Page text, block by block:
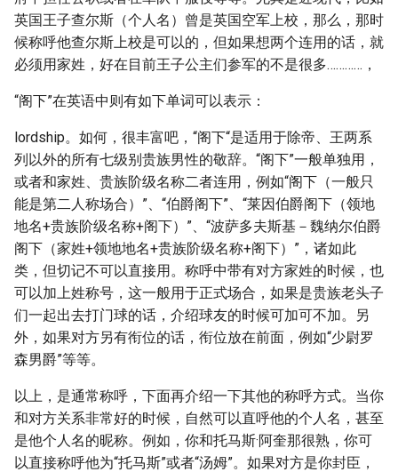
英国王子查尔斯（个人名）曾是英国空军上校，那么，那时
候称呼他查尔斯上校是可以的，但如果想两个连用的话，就
必须用家姓，好在目前王子公主们参军的不是很多…………，
“阁下”在英语中则有如下单词可以表示：
lordship。如何，很丰富吧，“阁下“是适用于除帝、王两系
列以外的所有七级别贵族男性的敬辞。“阁下”一般单独用，
或者和家姓、贵族阶级名称二者连用，例如“阁下（一般只
能是第二人称场合）”、“伯爵阁下”、“莱因伯爵阁下（领地
地名+贵族阶级名称+阁下）”、“波萨多夫斯基－魏纳尔伯爵
阁下（家姓+领地地名+贵族阶级名称+阁下）”，诸如此
类，但切记不可以直接用。称呼中带有对方家姓的时候，也
可以加上姓称号，这一般用于正式场合，如果是贵族老头子
们一起出去打门球的话，介绍球友的时候可加可不加。另
外，如果对方另有衔位的话，衔位放在前面，例如“少尉罗
森男爵”等等。
以上，是通常称呼，下面再介绍一下其他的称呼方式。当你
和对方关系非常好的时候，自然可以直呼他的个人名，甚至
是他个人名的昵称。例如，你和托马斯·阿奎那很熟，你可
以直接称呼他为“托马斯”或者“汤姆”。如果对方是你封臣，